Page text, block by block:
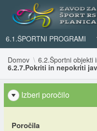
6.1.ŠPORTNI PROGRAMI
Domov
6.2.Športni objekti
6.2.7.Pokriti in nepokriti
Izberi poročilo
Poročila